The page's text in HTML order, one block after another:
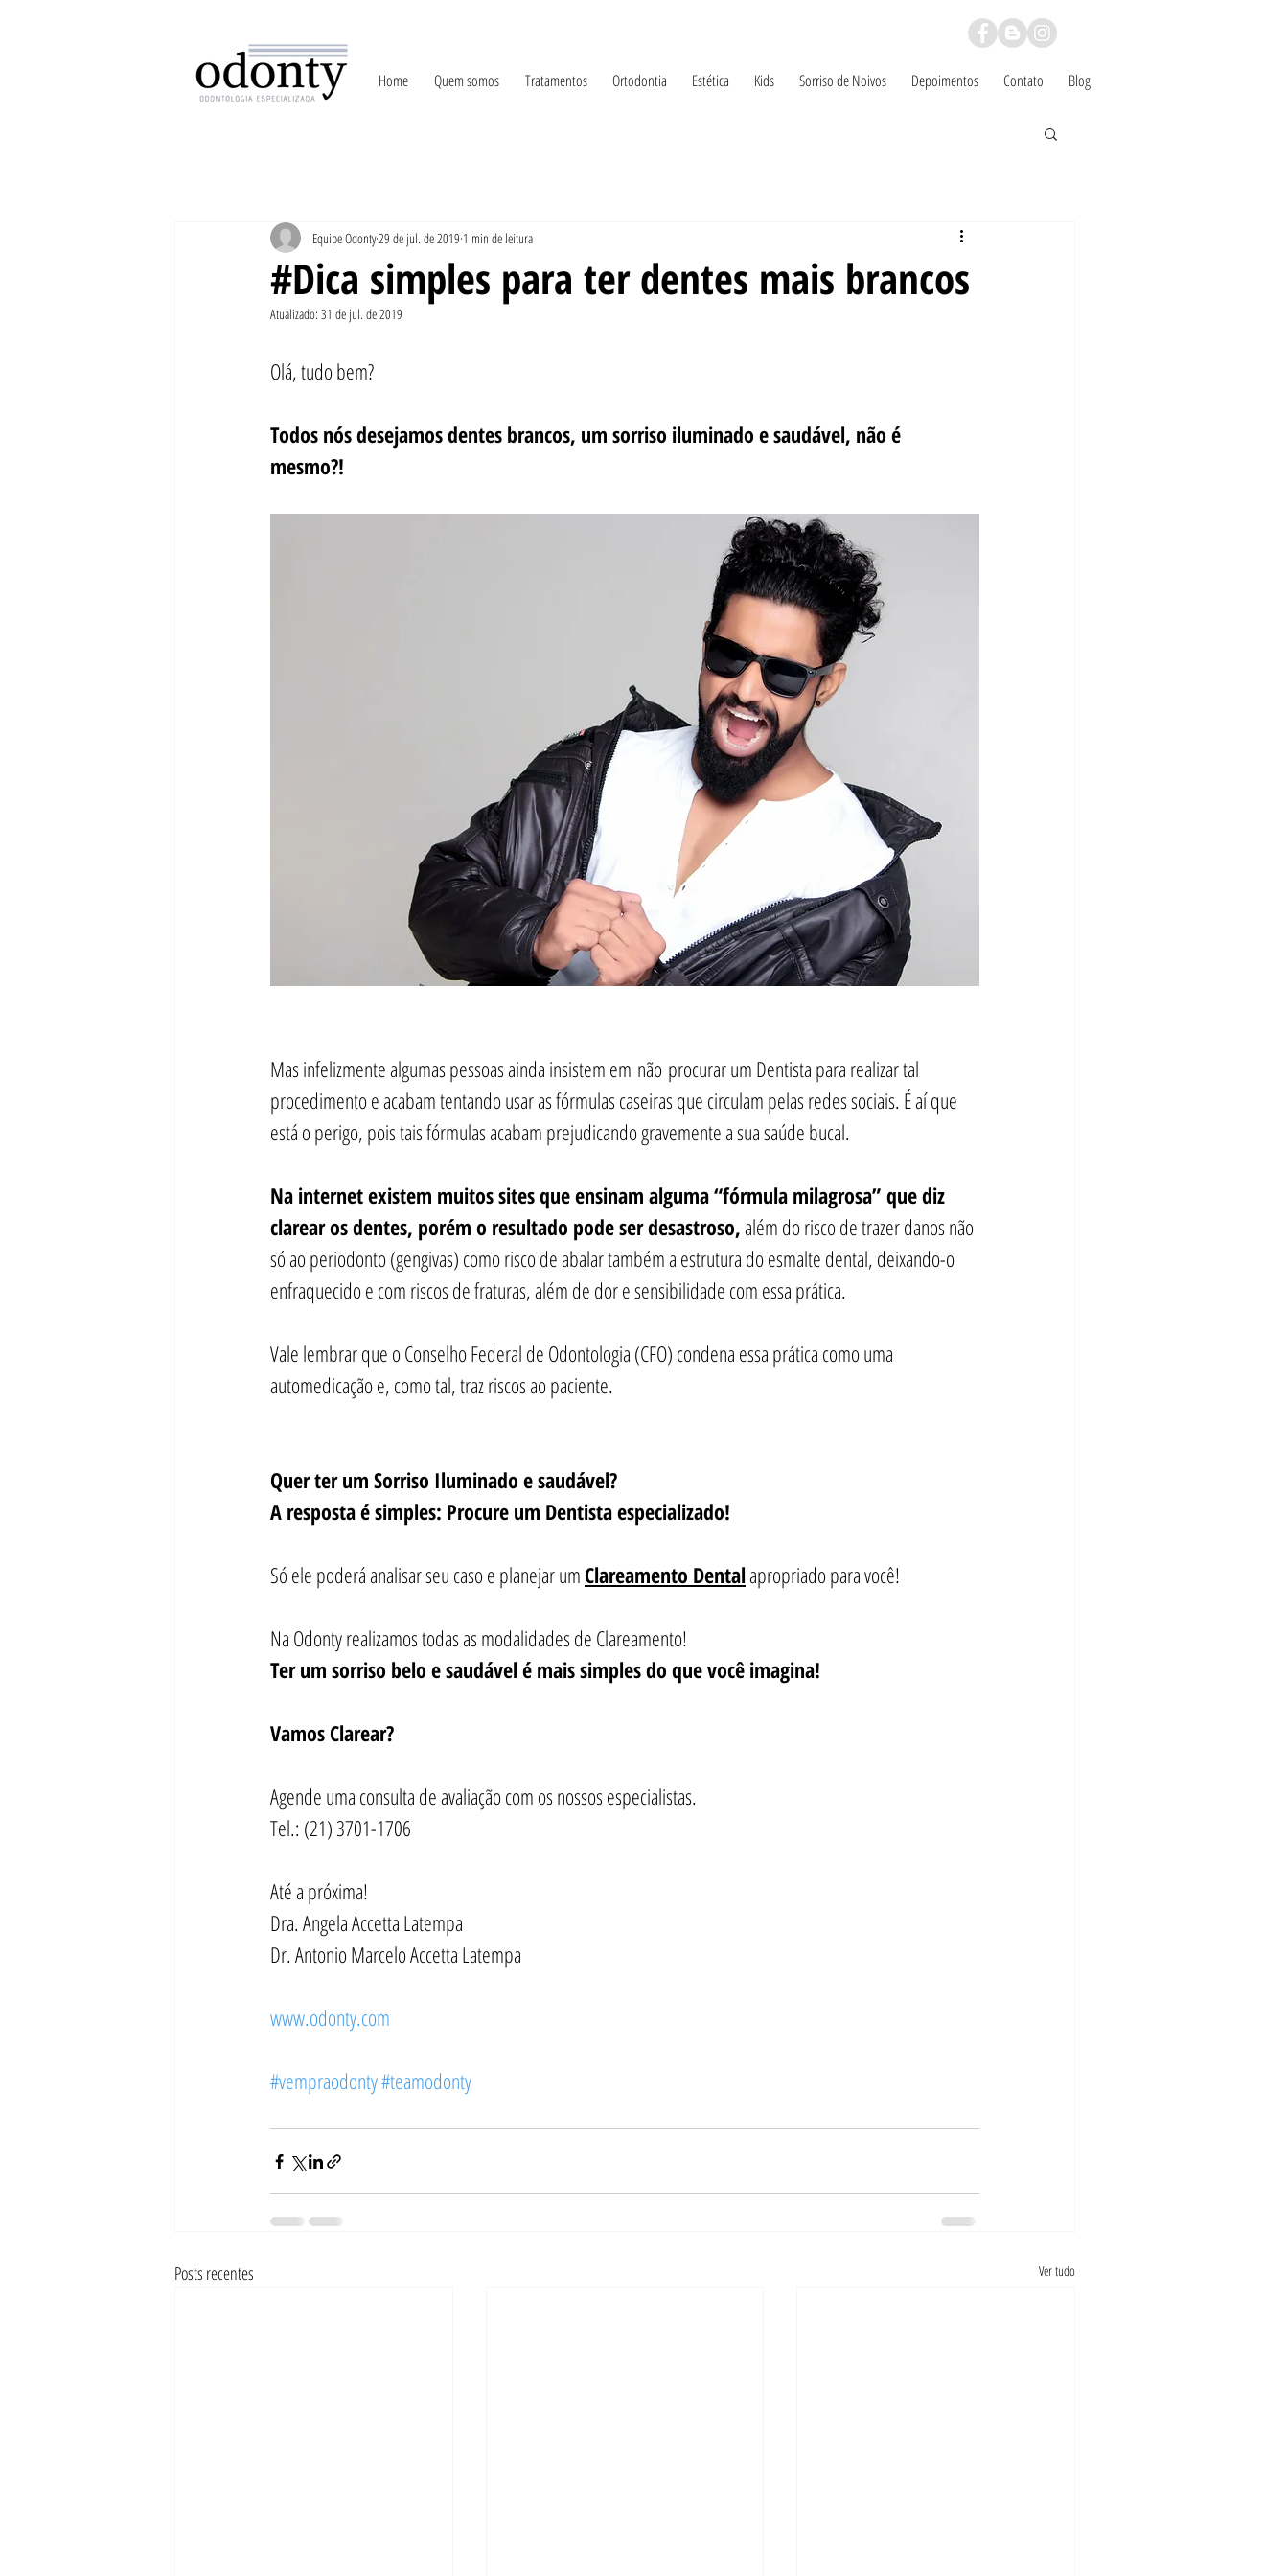
Home Quem somos Tratamentos Ortodontia Estética Kids Sorriso de Noivos Depoimentos Contato Blog
#Dica simples para ter dentes mais brancos
Equipe Odonty29 de jul. de 2019 1 min de leitura
Atualizado: 31 de jul. de 2019
Olá, tudo bem?
Todos nós desejamos dentes brancos, um sorriso iluminado e saudável, não é
mesmo?!
Mas infelizmente algumas pessoas ainda insistem em não procurar um Dentista para realizar tal
procedimento e acabam tentando usar as fórmulas caseiras que circulam pelas redes sociais. É aí que
está o perigo, pois tais fórmulas acabam prejudicando gravemente a sua saúde bucal.
Na internet existem muitos sites que ensinam alguma “fórmula milagrosa” que diz
clarear os dentes, porém o resultado pode ser desastroso, além do risco de trazer danos não
só ao periodonto (gengivas) como risco de abalar também a estrutura do esmalte dental, deixando-o
enfraquecido e com riscos de fraturas, além de dor e sensibilidade com essa prática.
Vale lembrar que o Conselho Federal de Odontologia (CFO) condena essa prática como uma
automedicação e, como tal, traz riscos ao paciente.
Quer ter um Sorriso Iluminado e saudável?
A resposta é simples: Procure um Dentista especializado!
Só ele poderá analisar seu caso e planejar um Clareamento Dental apropriado para você!
Na Odonty realizamos todas as modalidades de Clareamento!
Ter um sorriso belo e saudável é mais simples do que você imagina!
Vamos Clarear?
Agende uma consulta de avaliação com os nossos especialistas.
Tel.: (21) 3701-1706
Até a próxima!
Dra. Angela Accetta Latempa
Dr. Antonio Marcelo Accetta Latempa
www.odonty.com
#vempraodonty#teamodonty
Posts recentes Ver tudo